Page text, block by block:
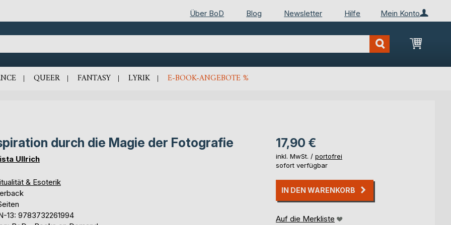
Mein Konto
Über BoD Blog Newsletter Hilfe
Mein
QUEER FANTASY LYRIK E-BOOK-ANGEBOTE %
durch die Magie der Fotografie
Ullrich
& Esoterik
13: 9783732261994
17,90 €
inkl. MwSt. / portofrei
sofort verfügbar
IN DEN WARENKORB
Auf die Merkliste